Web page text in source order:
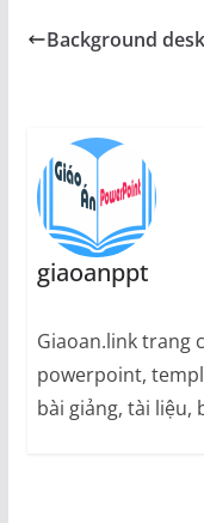
Background
giaoanppt
Giaoan.link trang
powerpoint,
bài giảng, tài liệu,